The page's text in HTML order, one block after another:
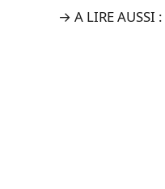
→ A LIRE AUSSI :